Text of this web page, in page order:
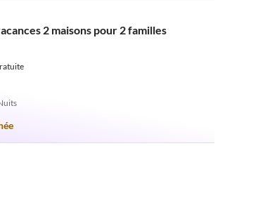
2 maisons pour 2 familles